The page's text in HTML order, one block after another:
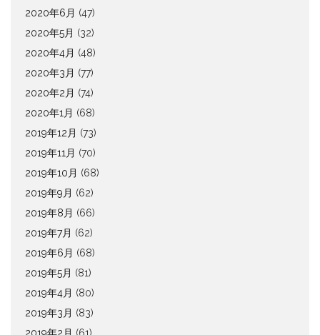
2020年6月 (47)
2020年5月 (32)
2020年4月 (48)
2020年3月 (77)
2020年2月 (74)
2020年1月 (68)
2019年12月 (73)
2019年11月 (70)
2019年10月 (68)
2019年9月 (62)
2019年8月 (66)
2019年7月 (62)
2019年6月 (68)
2019年5月 (81)
2019年4月 (80)
2019年3月 (83)
2019年2月 (61)